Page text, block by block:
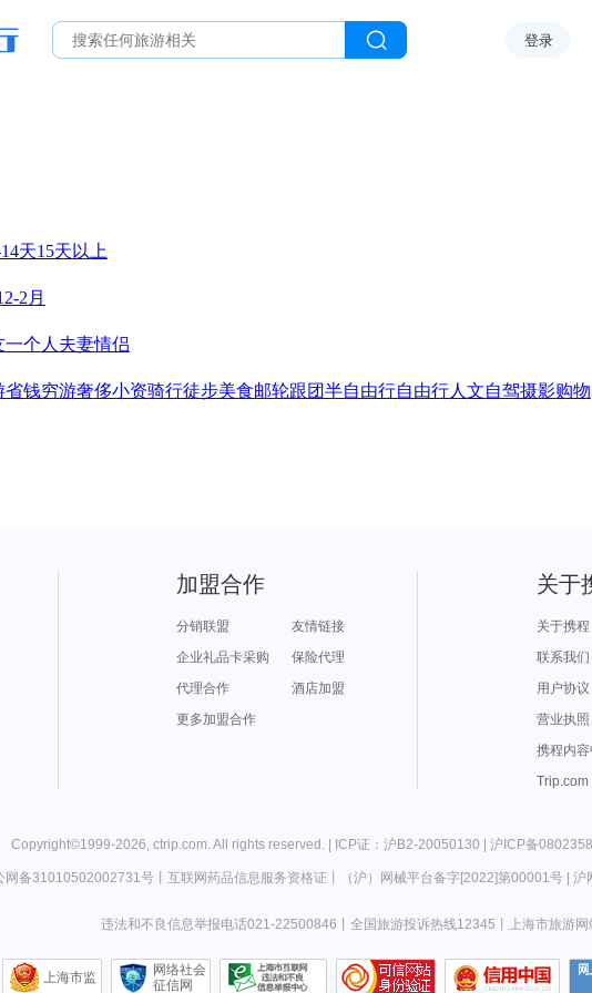
登录
天15天以上
2月
一个人 夫妻情侣
省钱穷游奢侈小资骑行徒步美食邮轮跟团半自由行自由行人文自驾摄影购物
加盟合作
分销联盟
友情链接
企业礼品卡采购
保险代理
代理合作
酒店加盟
更多加盟合作
关于
关于携程
联系我们
用户协议
营业执照
携程内
Trip.com
Copyright©1999-2026, ctrip.com. All rights reserved. | ICP证：沪B2-20050130 | 沪ICP备
网备31010502002731号丨 互联网药品信息服务资格证 （沪）网械平台备字[2022]第00001号| 沪
违法和不良信息举报电话021-22500846 全国旅游投诉热线12345 上海市旅游
上海市监
网络社会
征信网